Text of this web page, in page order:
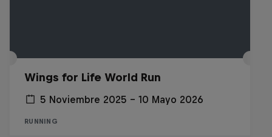
Wings for Life World Run
5 Noviembre 2025 – 10 Mayo 2026
RUNNING